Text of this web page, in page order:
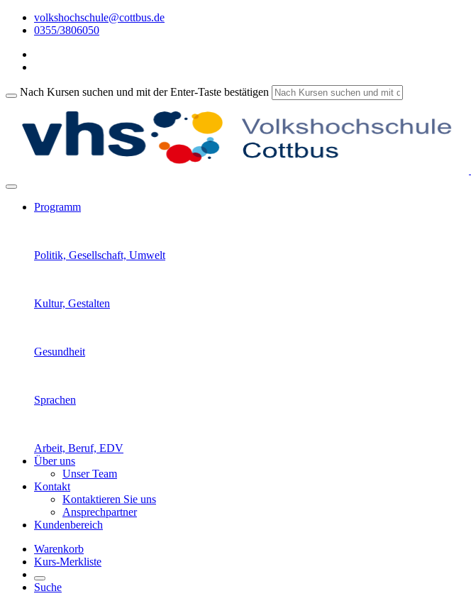
volkshochschule@cottbus.de
0355/3806050
Nach Kursen suchen und mit der Enter-Taste bestätigen
Programm
Politik, Gesellschaft, Umwelt
Kultur, Gestalten
Gesundheit
Sprachen
Arbeit, Beruf, EDV
Über uns
Unser Team
Kontakt
Kontaktieren Sie uns
Ansprechpartner
Kundenbereich
Warenkorb
Kurs-Merkliste
Suche